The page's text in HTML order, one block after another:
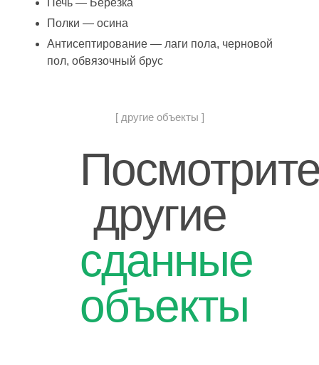
Печь — Березка
Полки — осина
Антисептирование — лаги пола, черновой
пол, обвязочный брус
[ другие объекты ]
другие
сданные
объекты